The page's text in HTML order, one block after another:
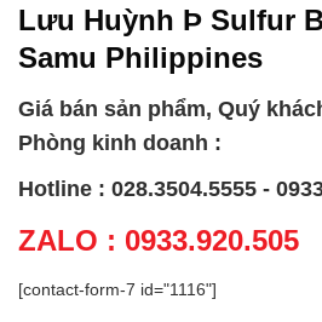
Lưu Huỳnh Þ Sulfur
Samu Philippines
Giá bán sản phẩm, Quý
Phòng kinh doanh :
Hotline : 028.3504.5555 -
ZALO : 0933.920.505
[contact-form-7 id="1116"]